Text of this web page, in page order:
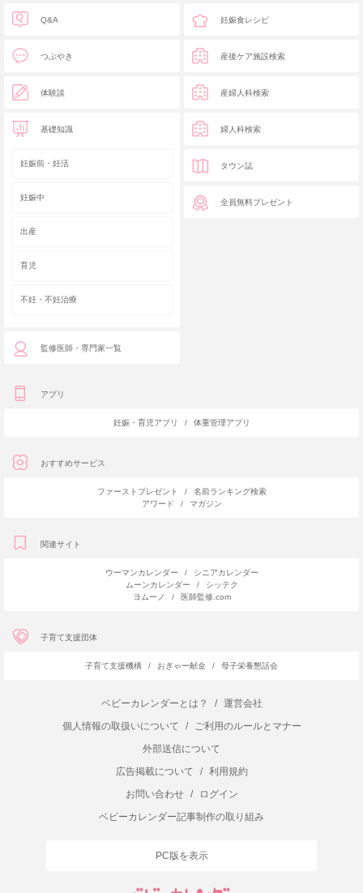
Q&A
つぶやき
体験談
基礎知識
妊娠前・妊活
妊娠中
出産
育児
不妊・不妊治療
監修医師・専門家一覧
妊娠食レシピ
産後ケア施設検索
産婦人科検索
婦人科検索
タウン誌
全員無料プレゼント
アプリ
妊娠・育児アプリ / 体重管理アプリ
おすすめサービス
ファーストプレゼント /
名前ランキング検索
アワード
/ マガジン
関連サイト
ウーマンカレンダー /
シニアカレンダー
ムーンカレンダー
/
シッテク
ヨムーノ
/ 医師監修.com
子育て支援団体
子育て支援機構 / おぎゃー献金 / 母子栄養懇話会
ベビーカレンダーとは？ /
運営会社
個人情報の取扱いについて
/
ご利用のルールとマナー
外部送信について
広告掲載について
/
利用規約
お問い合わせ
/
ログイン
ベビーカレンダー記事制作の取り組み
PC版を表示